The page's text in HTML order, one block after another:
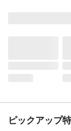
ピックアップ